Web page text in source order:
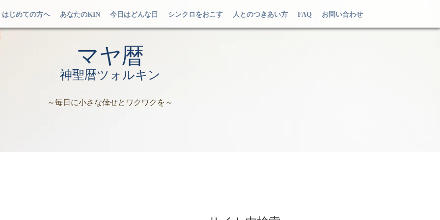
はじめての方へ あなたのKIN 今日はどんな日 シンクロをおこす 人とのつきあい方 FAQ お問い合わせ
マヤ暦
神聖暦ツォルキン
～毎日に小さな倖せとワクワクを～